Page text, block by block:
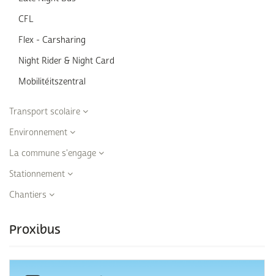
CFL
Flex - Carsharing
Night Rider & Night Card
Mobilitéitszentral
Transport scolaire
Environnement
La commune s'engage
Stationnement
Chantiers
Proxibus